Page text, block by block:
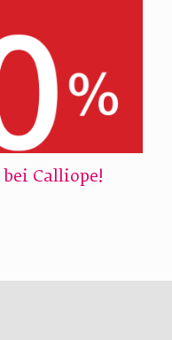
Calliope!